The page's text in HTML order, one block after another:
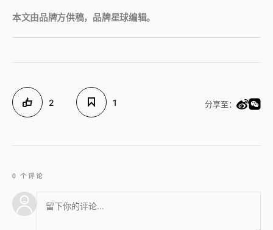
本文由品牌方供稿，品牌星球编辑。
2 1 分享至：
0 个评论